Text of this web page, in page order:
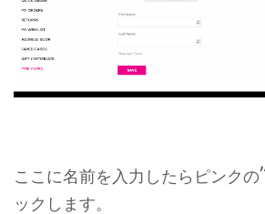
ここに名前を入力したらピンクの
ックします。